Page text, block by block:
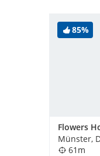
85%
Flowers
Münster,
61m